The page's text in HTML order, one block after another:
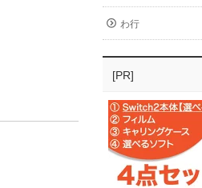
わ行
[PR]